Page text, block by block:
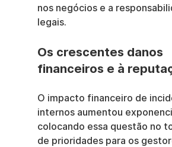
nos negócios e a
legais.
Os crescentes danos
financeiros e à
O impacto financeiro de
internos aumentou
colocando essa questão no
de prioridades para os